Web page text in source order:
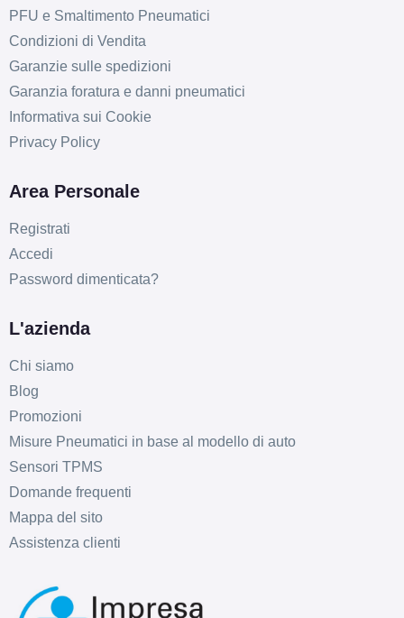
PFU e Smaltimento Pneumatici
Condizioni di Vendita
Garanzie sulle spedizioni
Garanzia foratura e danni pneumatici
Informativa sui Cookie
Privacy Policy
Area Personale
Registrati
Accedi
Password dimenticata?
L'azienda
Chi siamo
Blog
Promozioni
Misure Pneumatici in base al modello di auto
Sensori TPMS
Domande frequenti
Mappa del sito
Assistenza clienti